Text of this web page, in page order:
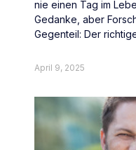
nie einen Tag im
Gedanke, aber
Gegenteil: Der
April 9, 2025